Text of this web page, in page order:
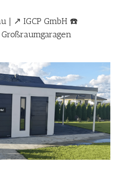
| ↗️ IGCP GmbH ☎️